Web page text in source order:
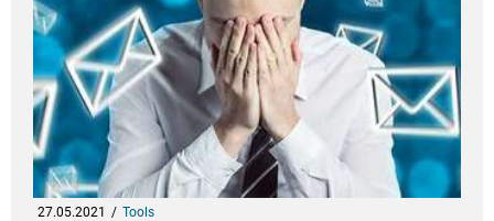
27.05.2021 Tools